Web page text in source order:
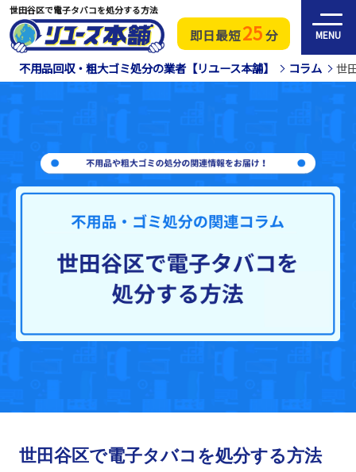
即日最短25分 MENU
世田谷区で電子タバコを処分する方法
不用品回収・粗大ゴミ処分の業者【リユース本舗】 コラム 世
世田谷区で電子タバコを処分する方法